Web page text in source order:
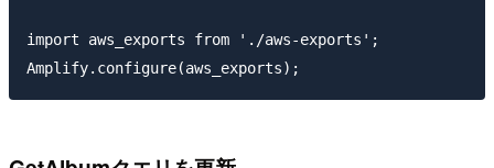
import aws_exports from './aws-exports';